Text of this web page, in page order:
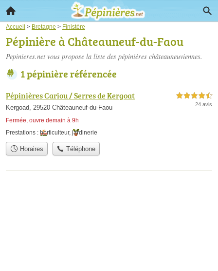
Accueil > Bretagne > Finistère
Pépinière à Châteauneuf-du-Faou
Pepinieres.net vous propose la liste des pépinières châteauneuviennes.
1 pépinière référencée
Pépinières Cariou / Serres de Kergoat
Kergoad, 29520 Châteauneuf-du-Faou
Fermée, ouvre demain à 9h
4,5 étoiles sur 5
24 avis
Prestations : horticulteur, jardinerie
Horaires Téléphone